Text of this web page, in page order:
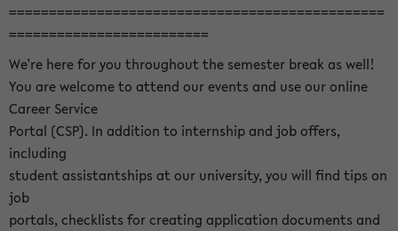
===============================================
=========================
We're here for you throughout the semester break as well!
You are welcome to attend our events and use our online
Career Service
Portal (CSP). In addition to internship and job offers,
including
student assistantships at our university, you will find tips on
job
portals, checklists for creating application documents and